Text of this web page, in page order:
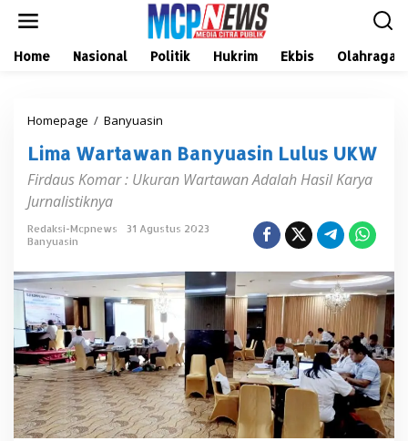
Home Nasional Politik Hukrim Ekbis Olahraga
Homepage / Banyuasin
m
W
t
w
a
n
B
a
n
y
u
a
s
i
Lima Wartawan Banyuasin Lulus UKW
Firdaus Komar : Ukuran Wartawan Adalah Hasil Karya
Jurnalistiknya
Redaksi-Mcpnews
31 Agustus 2023
Banyuasin